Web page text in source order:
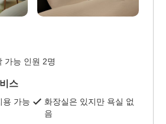
가능 인원 2명
스
용 가능
화장실은 있지만 욕실 없
음